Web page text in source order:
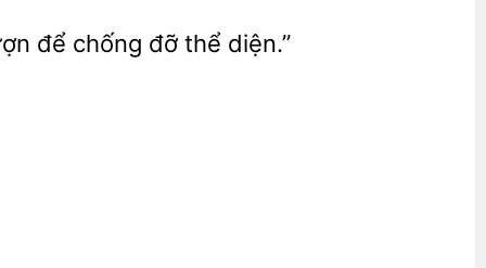
để chống đỡ thể diện.”